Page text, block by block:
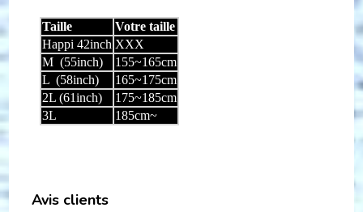
Taille
Votre taille
Happi 42inch XXX
M (55inch)
155~165cm
L (58inch)
165~175cm
2L (61inch)
175~185cm
3L
185cm~
Avis clients